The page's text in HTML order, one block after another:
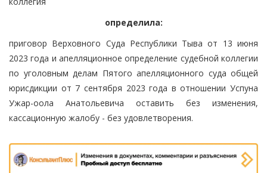
определила:
приговор Верховного Суда Республики Тыва от 13 июня
2023 года и апелляционное определение судебной коллегии
по уголовным делам Пятого апелляционного суда общей
юрисдикции от 7 сентября 2023 года в отношении Успуна
Ужар-оола Анатольевича оставить без изменения,
кассационную жалобу - без удовлетворения.